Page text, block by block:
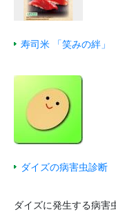
寿司米 「笑みの絆」
ダイズの病害虫診断
ダイズに発生する病害